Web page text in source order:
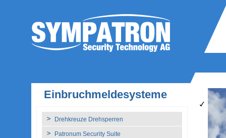
Einbruchmeldesysteme
Drehkreuze Drehsperren
Patronum Security Suite